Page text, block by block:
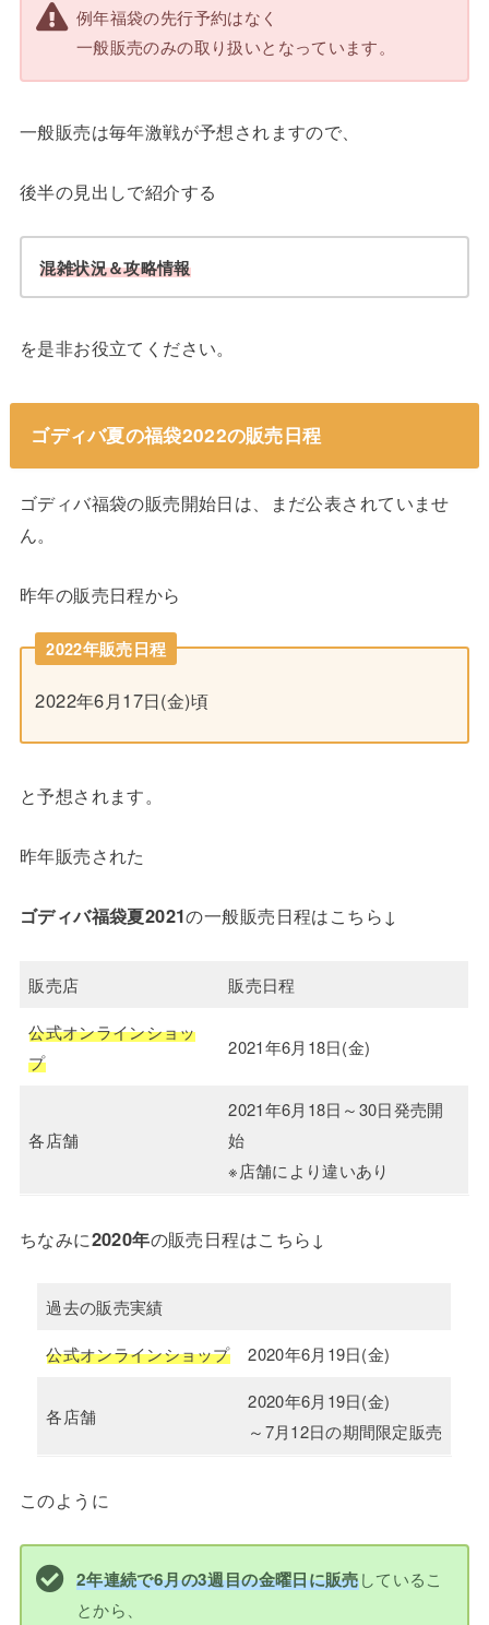
例年福袋の先行予約はなく
一般販売のみの取り扱いとなっています。
一般販売は毎年激戦が予想されますので、
後半の見出しで紹介する
混雑状況＆攻略情報
を是非お役立てください。
ゴディバ夏の福袋2022の販売日程
ゴディバ福袋の販売開始日は、まだ公表されていませ
ん。
昨年の販売日程から
2022年販売日程
2022年6月17日(金)頃
と予想されます。
昨年販売された
ゴディバ福袋夏2021の一般販売日程はこちら↓
販売店 販売日程
公式オンラインショッ
プ
2021年6月18日(金)
各店舗
2021年6月18日～30日発売開
始
※店舗により違いあり
ちなみに2020年の販売日程はこちら↓
過去の販売実績
公式オンラインショップ 2020年6月19日(金)
各店舗
2020年6月19日(金)
～7月12日の期間限定販売
このように
2年連続で6月の3週目の金曜日に販売しているこ
とから、